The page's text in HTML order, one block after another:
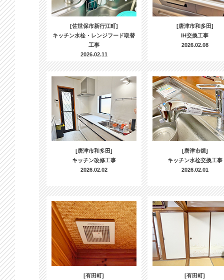
[佐世保市新行江町]
キッチン水栓・レンジフード取替
工事
2026.02.11
[唐津市和多田]
IH交換工事
2026.02.08
[唐津市和多田]
キッチン改修工事
2026.02.02
[唐津市鏡]
キッチン水栓交換工事
2026.02.01
[有田町]
[有田町]